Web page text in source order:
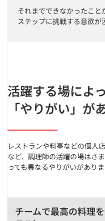
それまでできなかったこ
ステップに挑戦する意欲が
活躍する場によ
「やりがい」が
レストランや料亭などの個人
など、調理師の活躍の場はさ
っても異なるやりがいがありま
チームで最高の料理